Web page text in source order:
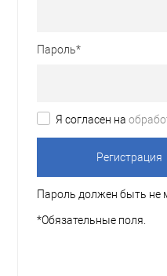
Пароль*
Я согласен на
Пароль должен быть не
*Обязательные поля.